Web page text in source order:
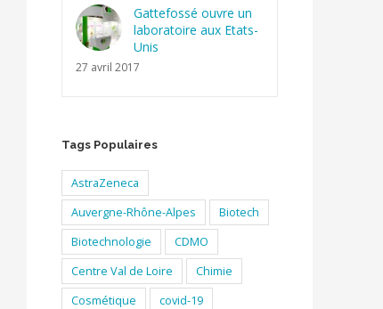
Gattefossé ouvre un
laboratoire aux Etats-
Unis
27 avril 2017
Tags Populaires
AstraZeneca
Auvergne-Rhône-Alpes
Biotech
Biotechnologie
CDMO
Centre Val de Loire
Chimie
Cosmétique
covid-19